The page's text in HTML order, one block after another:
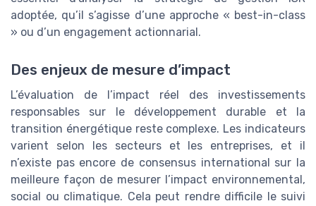
adoptée, qu’il s’agisse d’une approche « best-in-class
» ou d’un engagement actionnarial.
Des enjeux de mesure d’impact
L’évaluation de l’impact réel des investissements
responsables sur le développement durable et la
transition énergétique reste complexe. Les indicateurs
varient selon les secteurs et les entreprises, et il
n’existe pas encore de consensus international sur la
meilleure façon de mesurer l’impact environnemental,
social ou climatique. Cela peut rendre difficile le suivi